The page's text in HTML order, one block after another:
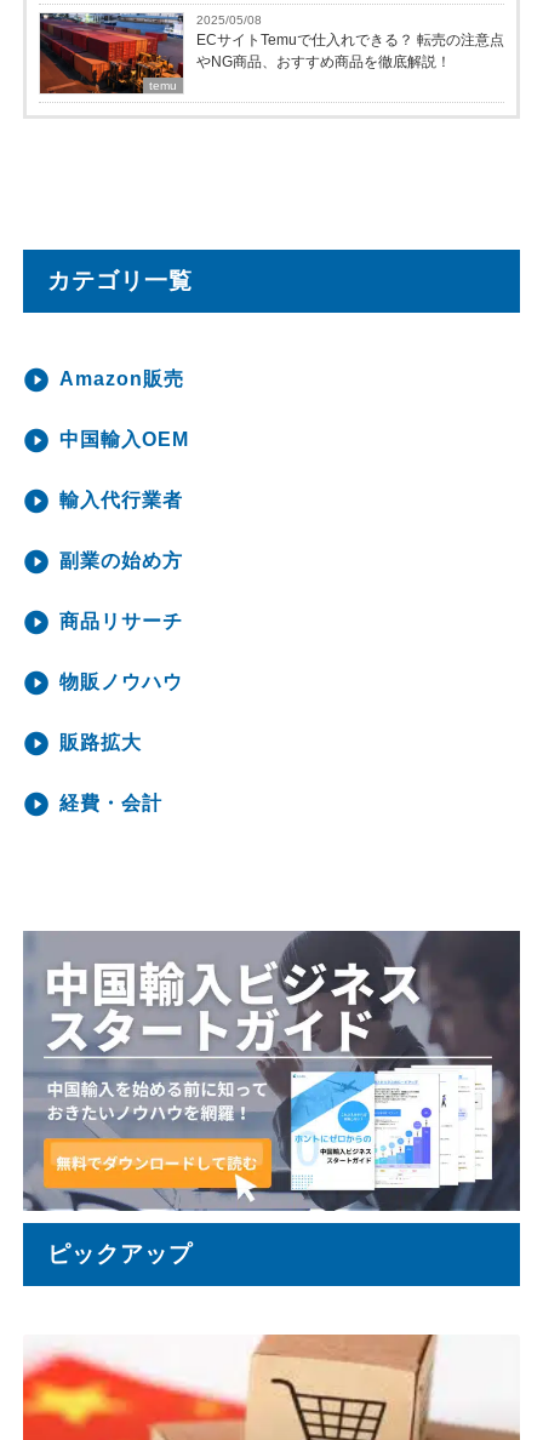
temu
2025/05/08
ECサイトTemuで仕入れできる？ 転売の注意点
やNG商品、おすすめ商品を徹底解説！
カテゴリ一覧
Amazon販売
中国輸入OEM
輸入代行業者
副業の始め方
商品リサーチ
物販ノウハウ
販路拡大
経費・会計
ピックアップ